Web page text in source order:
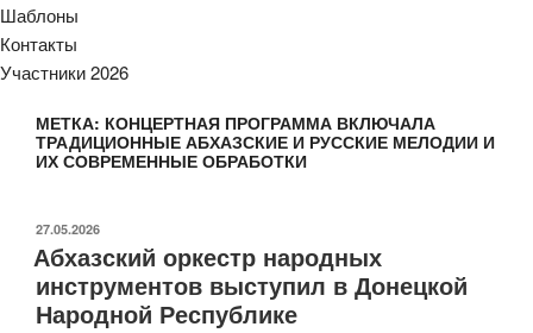
Шаблоны
Контакты
Участники 2026
МЕТКА: КОНЦЕРТНАЯ ПРОГРАММА ВКЛЮЧАЛА
ТРАДИЦИОННЫЕ АБХАЗСКИЕ И РУССКИЕ МЕЛОДИИ И
ИХ СОВРЕМЕННЫЕ ОБРАБОТКИ
ОПУБЛИКОВАНО
27.05.2026
Абхазский оркестр народных
инструментов выступил в Донецкой
Народной Республике